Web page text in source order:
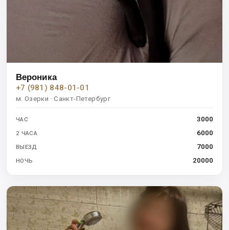
Вероника
+7 (981) 848-01-01
м. Озерки · Санкт-Петербург
ЧАС 3000
2 ЧАСА 6000
ВЫЕЗД 7000
НОЧЬ 20000